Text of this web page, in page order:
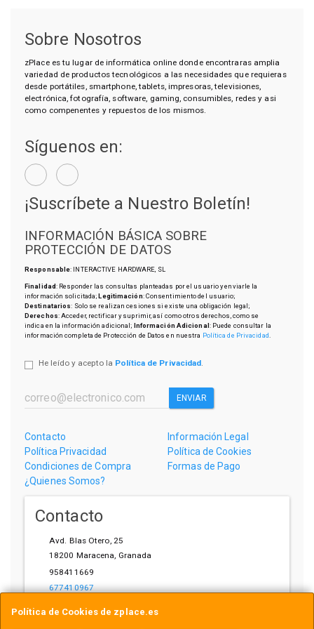
Política de Cookies de zplace.es
Sobre Nosotros
zPlace es tu lugar de informática online donde encontraras amplia
variedad de productos tecnológicos a las necesidades que requieras
desde portátiles, smartphone, tablets, impresoras, televisiones,
electrónica, fotografía, software, gaming, consumibles, redes y asi
como compenentes y repuestos de los mismos.
Síguenos en:
¡Suscríbete a Nuestro Boletín!
INFORMACIÓN BÁSICA SOBRE
PROTECCIÓN DE DATOS
Responsable: INTERACTIVE HARDWARE, SL
Finalidad: Responder las consultas planteadas por el usuario y enviarle la
información solicitada;Legitimación: Consentimiento del usuario;
Destinatarios: Solo se realizan cesiones si existe una obligación legal;
Derechos: Acceder, rectificar y suprimir, así como otros derechos, como se
indica en la información adicional; Información Adicional: Puede consultar la
información completa de Protección de Datos en nuestra Política de Privacidad
He leído y acepto la Política de Privacidad.
ENVIAR
Contacto
Información Legal
Política Privacidad
Política de Cookies
Condiciones de Compra
Formas de Pago
¿Quienes Somos?
Contacto
Avd. Blas Otero, 25
18200 Maracena, Granada
958411669
677410967